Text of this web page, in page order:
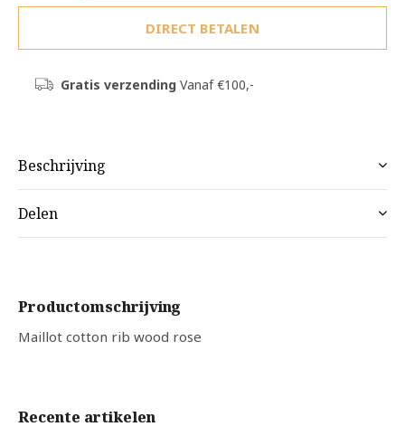
DIRECT BETALEN
Gratis verzendingVanaf €100,-
Beschrijving
Delen
Productomschrijving
Maillot cotton rib wood rose
Recente artikelen